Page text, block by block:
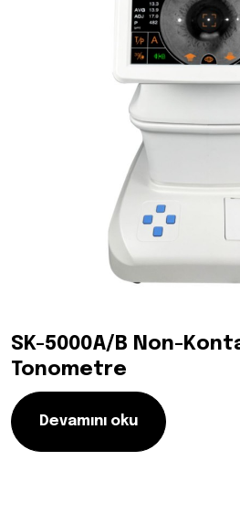
SK-5000A/B Non-
Tonometre
Devamını oku